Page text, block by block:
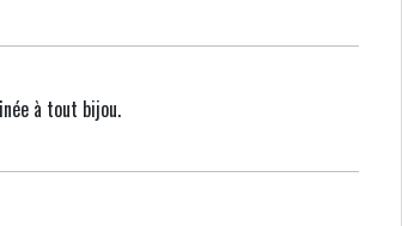
à tout bijou.